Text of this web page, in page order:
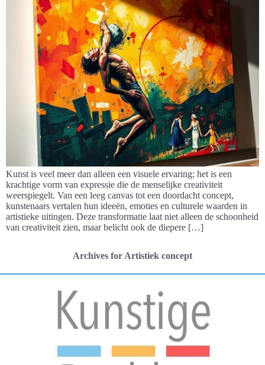
Kunst is veel meer dan alleen een visuele ervaring; het is een
krachtige vorm van expressie die de menselijke creativiteit
weerspiegelt. Van een leeg canvas tot een doordacht concept,
kunstenaars vertalen hun ideeën, emoties en culturele waarden in
artistieke uitingen. Deze transformatie laat niet alleen de schoonheid
van creativiteit zien, maar belicht ook de diepere […]
Archives for Artistiek concept